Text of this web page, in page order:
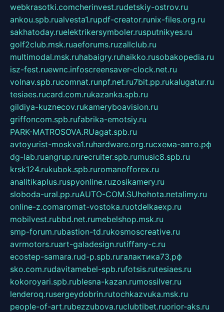
webkrasotki.comcherinvest.rudetskiy-ostrov.ru
ankou.spb.rualvesta1.rupdf-creator.runix-files.org.ru
sakhatoday.ruelektrikersymboler.rusputnikyes.ru
golf2club.msk.ruaeforums.ruzallclub.ru
multimodal.msk.ruhabaigry.ruhaikko.rusobakopedia.ru
isz-fest.ruewnc.infoscreensaver-clock.net.ru
volnav.spb.rucomnat.runpf.net.ru7bit.pp.rukalugatur.ru
tesiaes.rucard.com.rukazanka.spb.ru
gildiya-kuznecov.rukameryboavision.ru
griffoncom.spb.rufabrika-emotsiy.ru
PARK-MATROSOVA.RUagat.spb.ru
avtoyurist-moskva1.ruhardware.org.ruсхема-авто.рф
dg-lab.ruangrup.rurecruiter.spb.rumusic8.spb.ru
krsk124.rukubok.spb.ruromanofforex.ru
analitikaplus.ruspyonline.ruzosikamery.ru
sloboda-ural.pp.ruAUTO-COM.SUhohota.netalimy.ru
online-z.comaromat-vostoka.ruotdelkaexp.ru
mobilvest.rubbd.net.rumebelshop.msk.ru
smp-forum.rubastion-td.rukosmoscreative.ru
avrmotors.ruart-galadesign.rutiffany-c.ru
ecostep-samara.rud-p.spb.ruгалактика73.рф
sko.com.rudavitamebel-spb.rufotsis.rutesiaes.ru
kokoroyari.spb.rublesna-kazan.rumossilver.ru
lenderoq.rusergeydobrin.rutochkazvuka.msk.ru
people-of-art.rubezzubova.ruclubtibet.ruorior-aks.ru